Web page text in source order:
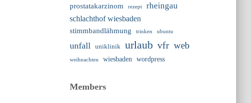
prostatakarzinom
rezept rheingau
schlachthof wiesbaden
stimmbandlähmung trinken ubuntu
unfall uniklinik urlaub vfr web
weihnachten wiesbaden wordpress
Members